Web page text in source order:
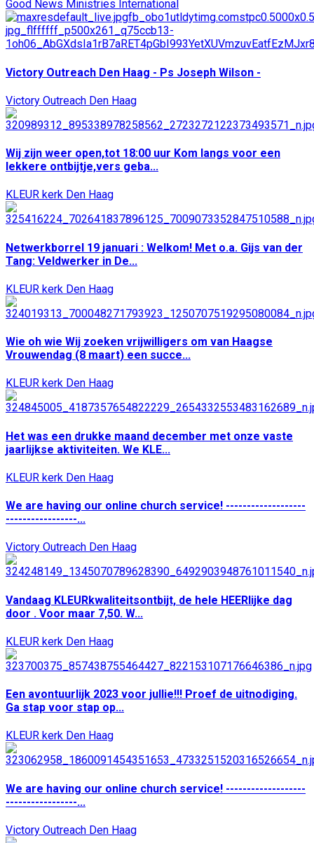
Good News Ministries International
Victory Outreach Den Haag - Ps Joseph Wilson -
Victory Outreach Den Haag
Wij zijn weer open,tot 18:00 uur Kom langs voor een
lekkere ontbijtje,vers geba...
KLEUR kerk Den Haag
Netwerkborrel 19 januari : Welkom! Met o.a. Gijs van der
Tang: Veldwerker in De...
KLEUR kerk Den Haag
Wie oh wie Wij zoeken vrijwilligers om van Haagse
Vrouwendag (8 maart) een succe...
KLEUR kerk Den Haag
Het was een drukke maand december met onze vaste
jaarlijkse aktiviteiten. We KLE...
KLEUR kerk Den Haag
We are having our online church service! -------------------
-----------------...
Victory Outreach Den Haag
Vandaag KLEURkwaliteitsontbijt, de hele HEERlijke dag
door . Voor maar 7,50. W...
KLEUR kerk Den Haag
Een avontuurlijk 2023 voor jullie!!! Proef de uitnodiging.
Ga stap voor stap op...
KLEUR kerk Den Haag
We are having our online church service! -------------------
-----------------...
Victory Outreach Den Haag